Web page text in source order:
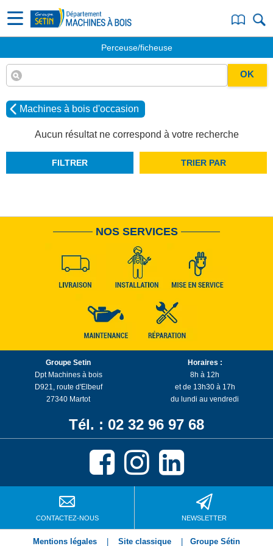
Perceuse/ficheuse
OK
Machines à bois d'occasion
Aucun résultat ne correspond à votre recherche
FILTRER TRIER PAR
NOS SERVICES
Groupe Setin
Dpt Machines à bois
D921, route d'Elbeuf
27340 Martot
Horaires :
8h à 12h
et de 13h30 à 17h
du lundi au vendredi
Tél. : 02 32 96 97 68
CONTACTEZ-NOUS NEWSLETTER
Mentions légales Site classique Groupe Sétin